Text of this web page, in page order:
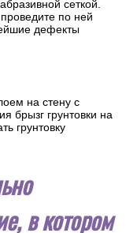
зачистку
сеткой.
по ней
дефекты
на стену с
брызг грунтовки на
грунтовку